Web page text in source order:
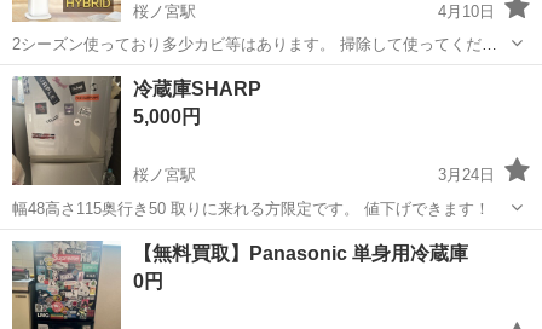
桜ノ宮駅
4月10日
2シーズン使っており多少カビ等はあります。 掃除して使ってくださ
い。 片付けに伴い出品します。 土日での取引が主になるかと思いま
す。 まとめて購入しましたが、部屋がキャパオーバーとなり出品しま
す。 桜ノ宮駅近辺のお取引お...
大阪 大阪市 桜ノ宮駅
冷蔵庫SHARP
5,000円
桜ノ宮駅
3月24日
幅48高さ115奥行き50 取りに来れる方限定です。 値下げできます！
大阪 大阪市 桜ノ宮駅 SHARP
【無料買取】Panasonic 単身用冷蔵庫
0円